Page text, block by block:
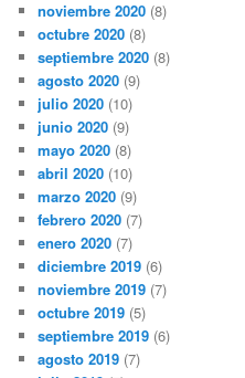
noviembre 2020 (8)
octubre 2020 (8)
septiembre 2020 (8)
agosto 2020 (9)
julio 2020 (10)
junio 2020 (9)
mayo 2020 (8)
abril 2020 (10)
marzo 2020 (9)
febrero 2020 (7)
enero 2020 (7)
diciembre 2019 (6)
noviembre 2019 (7)
octubre 2019 (5)
septiembre 2019 (6)
agosto 2019 (7)